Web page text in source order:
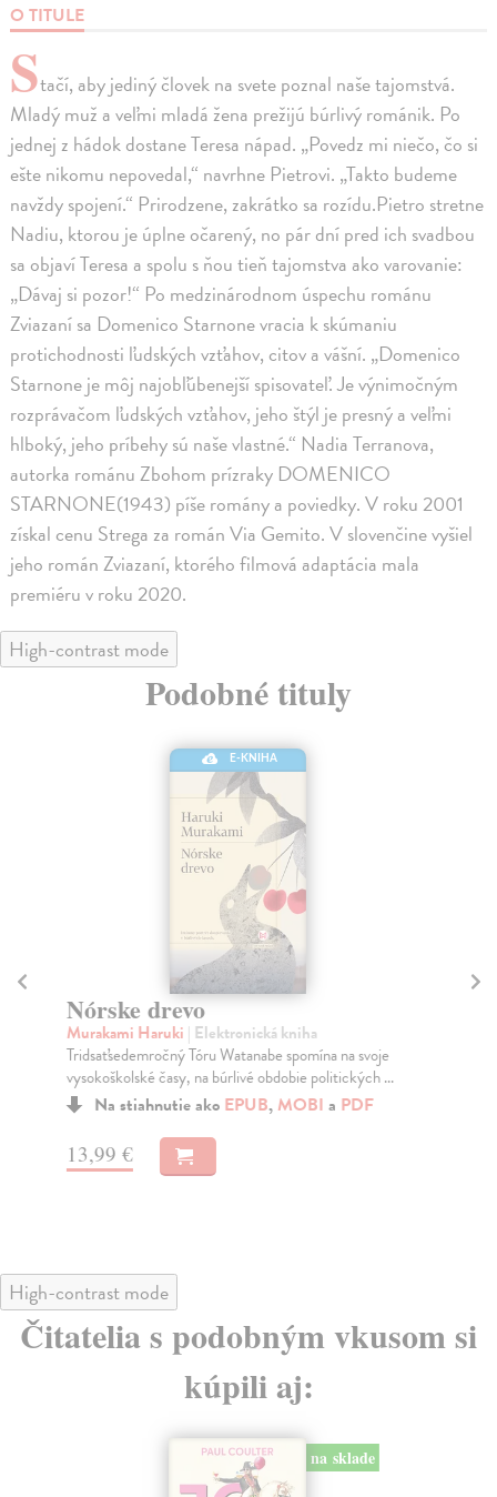
O TITULE
Stačí, aby jediný človek na svete poznal naše tajomstvá.
Mladý muž a veľmi mladá žena prežijú búrlivý románik. Po
jednej z hádok dostane Teresa nápad. „Povedz mi niečo, čo si
ešte nikomu nepovedal,“ navrhne Pietrovi. „Takto budeme
navždy spojení.“ Prirodzene, zakrátko sa rozídu.Pietro stretne
Nadiu, ktorou je úplne očarený, no pár dní pred ich svadbou
sa objaví Teresa a spolu s ňou tieň tajomstva ako varovanie:
„Dávaj si pozor!“ Po medzinárodnom úspechu románu
Zviazaní sa Domenico Starnone vracia k skúmaniu
protichodnosti ľudských vzťahov, citov a vášní. „Domenico
Starnone je môj najobľúbenejší spisovateľ. Je výnimočným
rozprávačom ľudských vzťahov, jeho štýl je presný a veľmi
hlboký, jeho príbehy sú naše vlastné.“ Nadia Terranova,
autorka románu Zbohom prízraky DOMENICO
STARNONE(1943) píše romány a poviedky. V roku 2001
získal cenu Strega za román Via Gemito. V slovenčine vyšiel
jeho román Zviazaní, ktorého filmová adaptácia mala
premiéru v roku 2020.
High-contrast mode
Podobné tituly
E-KNIHA
Wellness
Hill Nathan| Elektronická kniha
Všetko sa to začalo ešte v deväťdesiatych rokoch, keď
sa Jack a Elizabeth prisťahovali do veľkomesta...
Na stiahnutie ako EPUB, MOBI a PDF
24,40 €
High-contrast mode
Čitatelia s podobným vkusom si
kúpili aj: